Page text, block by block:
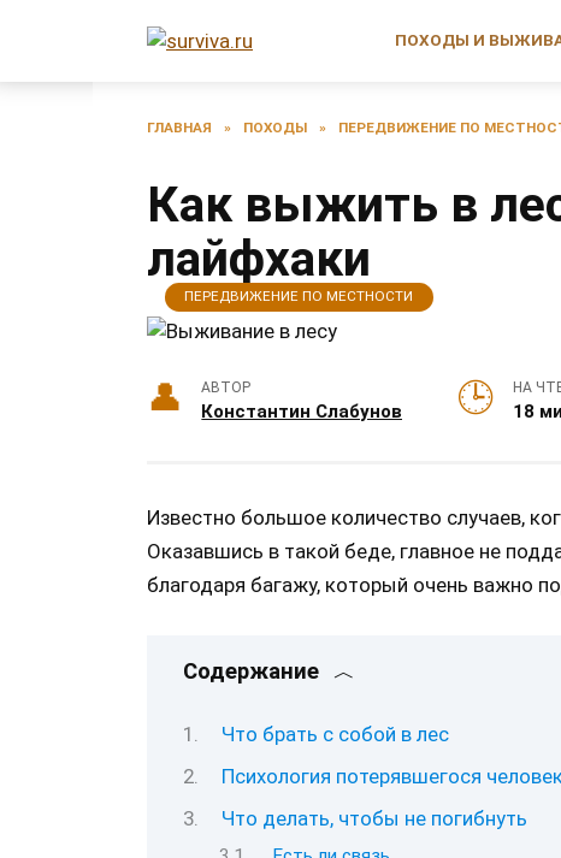
ПОХОДЫ И
ГЛАВНАЯ » ПОХОДЫ » ПЕРЕДВИЖЕНИЕ ПО
Как выжить в
лайфхаки
ПЕРЕДВИЖЕНИЕ ПО МЕСТНОСТИ
АВТОР
Константин Слабунов
НА
18
Известно большое количество случаев,
Оказавшись в такой беде, главное не
благодаря багажу, который очень важно
Содержание
Что брать с собой в лес
Психология потерявшегося
Что делать, чтобы не погибнуть